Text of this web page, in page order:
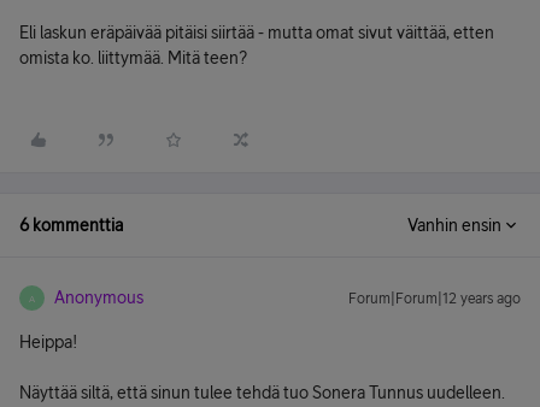
Eli laskun eräpäivää pitäisi siirtää - mutta omat sivut väittää, etten
omista ko. liittymää. Mitä teen?
6 kommenttia Vanhin ensin
A Anonymous Forum|Forum|12 years ago
Heippa!
Näyttää siltä, että sinun tulee tehdä tuo Sonera Tunnus uudelleen.